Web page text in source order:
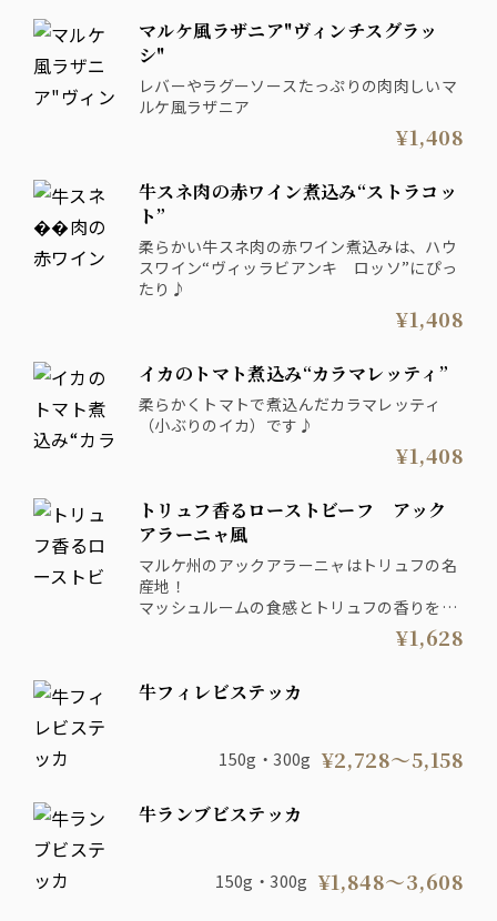
マルケ風ラザニア"ヴィンチスグラッ
シ"
レバーやラグーソースたっぷりの肉肉しいマ
ルケ風ラザニア
¥1,408
牛スネ肉の赤ワイン煮込み“ストラコッ
ト”
柔らかい牛スネ肉の赤ワイン煮込みは、ハウ
スワイン“ヴィッラビアンキ ロッソ”にぴっ
たり♪
¥1,408
イカのトマト煮込み“カラマレッティ”
柔らかくトマトで煮込んだカラマレッティ
（小ぶりのイカ）です♪
¥1,408
トリュフ香るローストビーフ アック
アラーニャ風
マルケ州のアックアラーニャはトリュフの名
産地！
マッシュルームの食感とトリュフの香りをお
¥1,628
牛フィレビステッカ
150g・300g ¥2,728〜5,158
牛ランブビステッカ
150g・300g ¥1,848〜3,608